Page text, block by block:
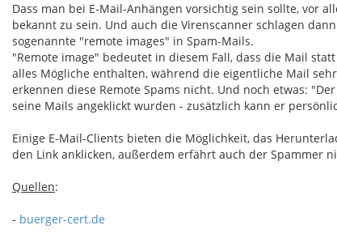
Dass man bei E-Mail-Anhängen vorsichtig sein sollte, vor
bekannt zu sein. Und auch die Virenscanner schlagen
sogenannte "remote images" in Spam-Mails.
"Remote image" bedeutet in diesem Fall, dass die Mail
alles Mögliche enthalten, während die eigentliche Mail
erkennen diese Remote Spams nicht. Und noch etwas:
seine Mails angeklickt wurden - zusätzlich kann er
Einige E-Mail-Clients bieten die Möglichkeit, das
den Link anklicken, außerdem erfährt auch der Spammer
Quellen:
- buerger-cert.de